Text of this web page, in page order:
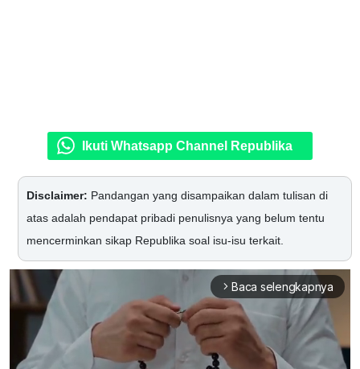
Ikuti Whatsapp Channel Republika
Disclaimer: Pandangan yang disampaikan dalam tulisan di
atas adalah pendapat pribadi penulisnya yang belum tentu
mencerminkan sikap Republika soal isu-isu terkait.
arrow_forward_ios Baca selengkapnya